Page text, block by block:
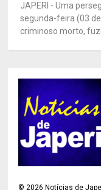
JAPERI - Uma
segunda-feira (03
criminoso morto,
©2026 Notícias de